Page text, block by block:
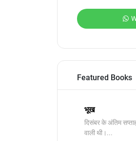
Featured Books
भूख
दिसंबर के अंतिम
वाली थी।...